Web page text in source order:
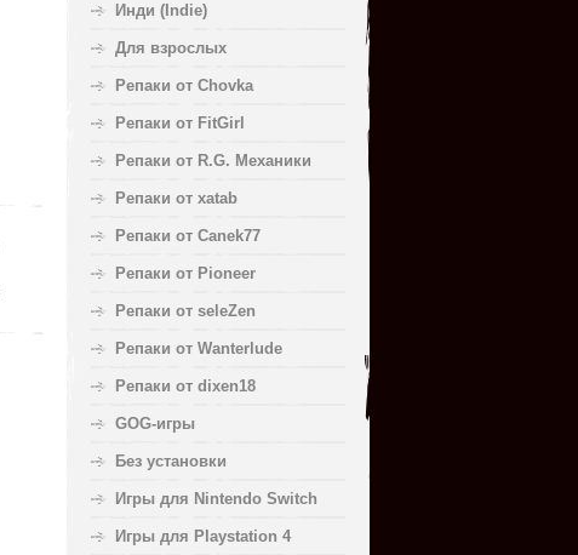
Инди (Indie)
Для взрослых
Репаки от Chovka
Репаки от FitGirl
Репаки от R.G. Механики
Репаки от xatab
Репаки от Canek77
Репаки от Pioneer
Репаки от seleZen
Репаки от Wanterlude
Репаки от dixen18
GOG-игры
Без установки
Игры для Nintendo Switch
Игры для Playstation 4